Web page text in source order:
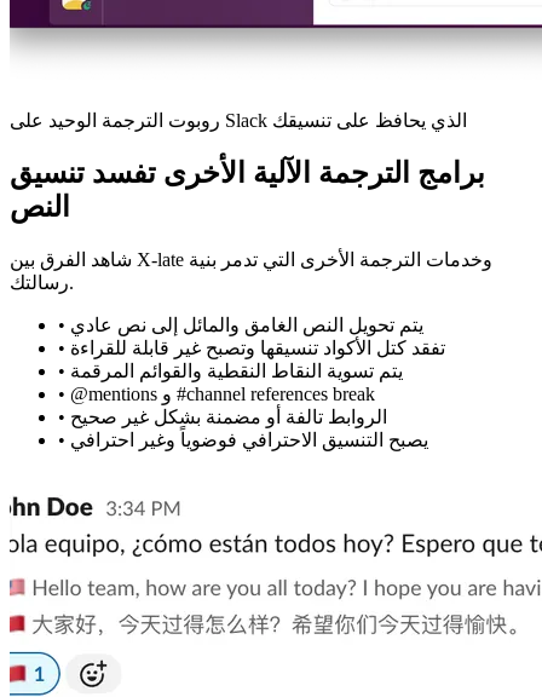
روبوت الترجمة الوحيد على Slack الذي يحافظ على تنسيقك
برامج الترجمة الآلية الأخرى تفسد تنسيق
النص
شاهد الفرق بين X-late وخدمات الترجمة الأخرى التي تدمر بنية
رسالتك.
• يتم تحويل النص الغامق والمائل إلى نص عادي
• تفقد كتل الأكواد تنسيقها وتصبح غير قابلة للقراءة
• يتم تسوية النقاط النقطية والقوائم المرقمة
•
@mentions و #channel references break
• الروابط تالفة أو مضمنة بشكل غير صحيح
• يصبح التنسيق الاحترافي فوضوياً وغير احترافي